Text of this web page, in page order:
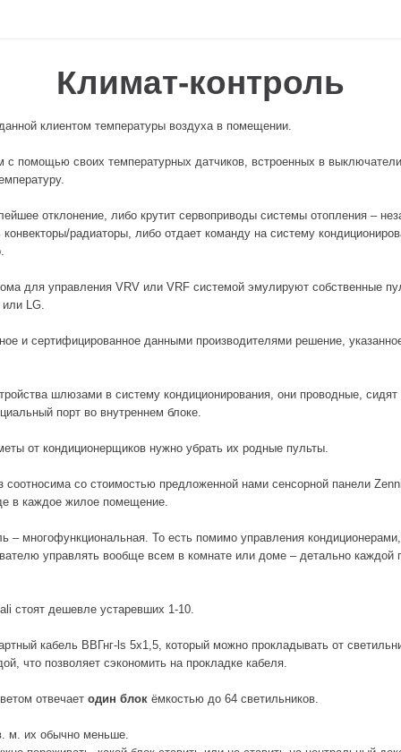
Климат-контроль
клиентом температуры воздуха в помещении.
с помощью своих температурных датчиков, встроенных в
отклонение, либо крутит сервоприводы системы отопления –
радиаторы, либо отдает команду на систему
для управления VRV или VRF системой эмулируют собственные
LG.
и сертифицированное данными производителями решение,
шлюзами в систему кондиционирования, они проводные,
порт во внутреннем блоке.
от кондиционерщиков нужно убрать их родные пульты.
соотносима со стоимостью предложенной нами сенсорной панели
в каждое жилое помещение.
– многофункциональная. То есть помимо управления
управлять вообще всем в комнате или доме – детально каждой
стоят дешевле устаревших 1-10.
кабель ВВГнг-ls 5х1,5, который можно прокладывать от
что позволяет сэкономить на прокладке кабеля.
отвечает один блок ёмкостью до 64 светильников.
м. их обычно меньше.